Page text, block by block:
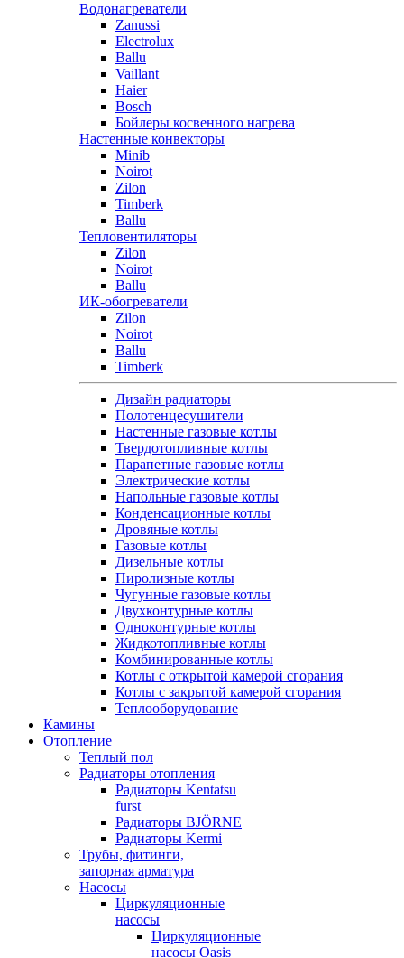
Водонагреватели
Zanussi
Electrolux
Ballu
Vaillant
Haier
Bosch
Бойлеры косвенного нагрева
Настенные конвекторы
Minib
Noirot
Zilon
Timberk
Ballu
Тепловентиляторы
Zilon
Noirot
Ballu
ИК-обогреватели
Zilon
Noirot
Ballu
Timberk
Дизайн радиаторы
Полотенцесушители
Настенные газовые котлы
Твердотопливные котлы
Парапетные газовые котлы
Электрические котлы
Напольные газовые котлы
Конденсационные котлы
Дровяные котлы
Газовые котлы
Дизельные котлы
Пиролизные котлы
Чугунные газовые котлы
Двухконтурные котлы
Одноконтурные котлы
Жидкотопливные котлы
Комбинированные котлы
Котлы с открытой камерой сгорания
Котлы с закрытой камерой сгорания
Теплооборудование
Камины
Отопление
Теплый пол
Радиаторы отопления
Радиаторы Kentatsu
furst
Радиаторы BJÖRNE
Радиаторы Kermi
Трубы, фитинги,
запорная арматура
Насосы
Циркуляционные
насосы
Циркуляционные
насосы Oasis